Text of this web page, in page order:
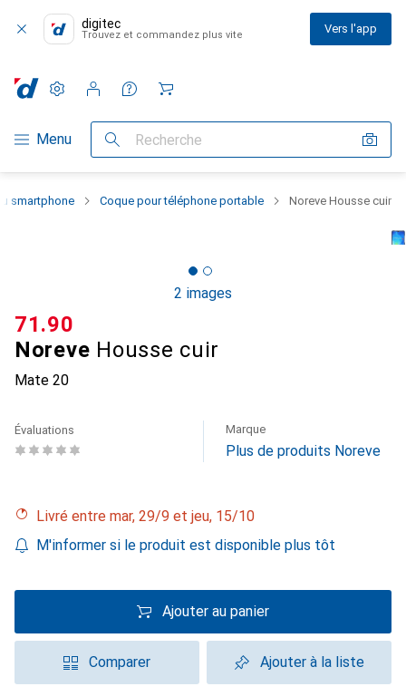
digitec
Trouvez et commandez plus vite Vers l'app
Navigation par catégorie
Menu Recherche
Paramètres
Compte client
Listes de comparaison
Listes d'envies
Panier
smartphone Coque pour téléphone portable Noreve Housse cuir
2 images
Noreve Housse cuir
Mate 20
CHF
71.90
Évaluations Marque
Plus de produits Noreve
Livré entre mar, 29/9 et jeu, 15/10
M'informer si le produit est disponible plus tôt
Ajouter au panier
Comparer Ajouter à la liste